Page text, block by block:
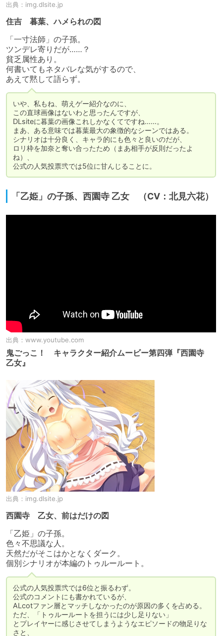
出典： img.dlsite.jp
住吉 暮葉、ハメられの図
「一寸法師」の子孫。
ツンデレ寄りだが……？
貧乏属性あり。
何書いてもネタバレな気がするので、
あえて黙して語らず。
いや、私もね、萌えゲー紹介なのに、
この直球画像はないわと思ったんですが、
DLsiteに暮葉の画像これしかなくてですね……。
まあ、ある意味では暮葉最大の象徴的なシーンではある。
シナリオは十分良く、キャラ的にも色々と良いのだが、
ロリ枠を加奈と奪い合ったため（まあ相手が反則だったよ
ね）、
公式の人気投票弐では5位に甘んじることに。
「乙姫」の子孫、西園寺 乙女 （CV：北見六花）
出典： www.youtube.com
鬼ごっこ！ キャラクター紹介ムービー第四弾『西園寺
乙女』
出典： img.dlsite.jp
西園寺 乙女、前はだけの図
「乙姫」の子孫。
色々不思議な人。
天然だがそこはかとなくダーク。
個別シナリオが本編のトゥルールート。
公式の人気投票弐では6位と振るわず。
公式のコメントにも書かれているが、
ALcotファン層とマッチしなかったのが原因の多くを占める。
ただ、「トゥルールートを担うには少し足りない」
とプレイヤーに感じさせてしまうようなエピソードの物足りな
さと、